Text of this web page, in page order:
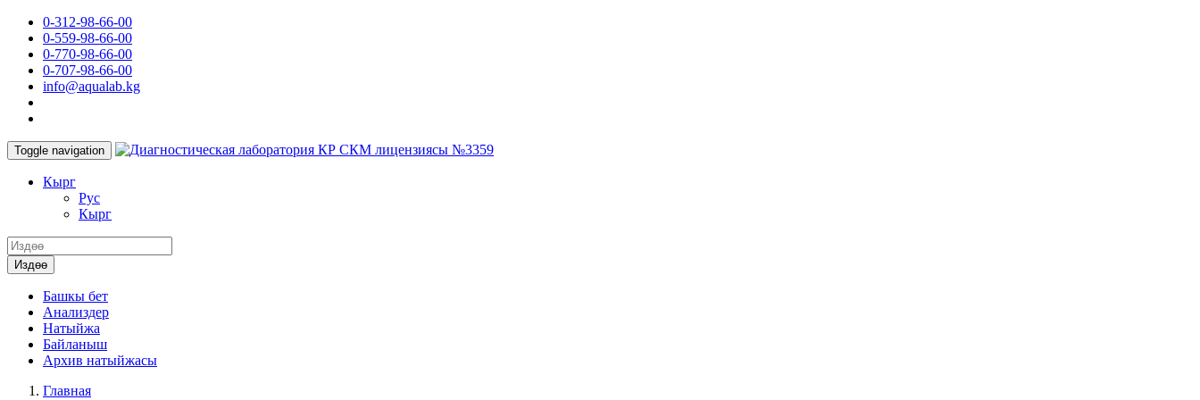
0-312-98-66-00
0-559-98-66-00
0-770-98-66-00
0-707-98-66-00
info@aqualab.kg
Toggle navigation КР СКМ лицензиясы №3359
Кырг
Руc
Кырг
Издөө
Башкы бет
Анализдер
Натыйжа
Байланыш
Архив натыйжасы
Главная